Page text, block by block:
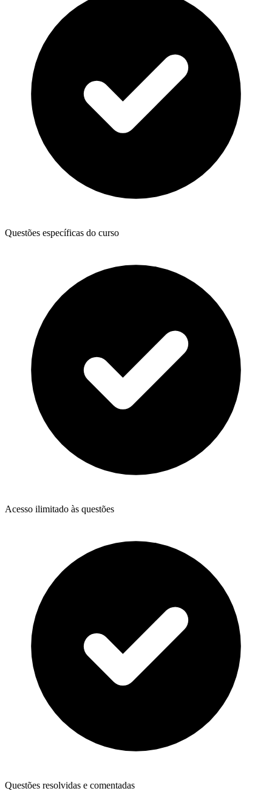
Questões específicas do curso
Acesso ilimitado às questões
Questões resolvidas e comentadas